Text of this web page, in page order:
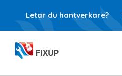
Letar du hantverkare?